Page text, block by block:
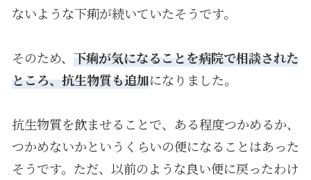
ないような下痢が続いていたそうです。
そのため、 下痢が気になることを病院で相談された
ところ、抗生物質も追加になりました。
抗生物質を飲ませることで、ある程度つかめるか、
つかめないかというくらいの便になることはあった
そうです。ただ、以前のような良い便に戻ったわけ